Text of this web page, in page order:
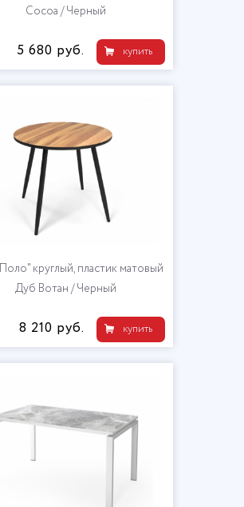
Cocoa / Черный
купить
5 680 руб.
круглый, пластик матовый
Дуб Вотан / Черный
купить
8 210 руб.